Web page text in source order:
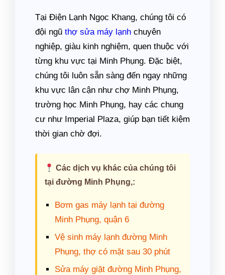
Tại Điện Lạnh Ngọc Khang, chúng tôi có
đội ngũ thợ sửa máy lạnh chuyên
nghiệp, giàu kinh nghiệm, quen thuộc với
từng khu vực tại Minh Phụng. Đặc biệt,
chúng tôi luôn sẵn sàng đến ngay những
khu vực lân cận như chợ Minh Phụng,
trường học Minh Phụng, hay các chung
cư như Imperial Plaza, giúp bạn tiết kiệm
thời gian chờ đợi.
Các dịch vụ khác của chúng tôi
tại đường Minh Phụng,:
Bơm gas máy lạnh tại đường
Minh Phụng, quận 6
Vệ sinh máy lạnh đường Minh
Phụng, thợ có mặt sau 30 phút
Sửa máy giặt đường Minh Phụng,